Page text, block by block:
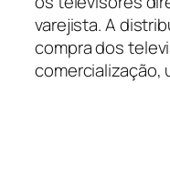
varejista. A
compra dos
comercialização,